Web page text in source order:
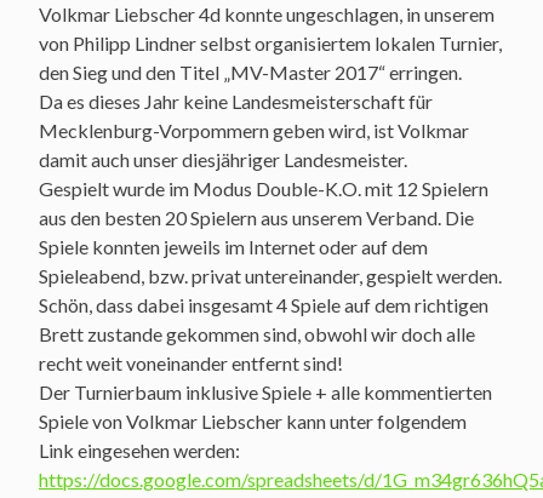
Volkmar Liebscher 4d konnte ungeschlagen, in unserem
von Philipp Lindner selbst organisiertem lokalen Turnier,
den Sieg und den Titel „MV-Master 2017“ erringen.
Da es dieses Jahr keine Landesmeisterschaft für
Mecklenburg-Vorpommern geben wird, ist Volkmar
damit auch unser diesjähriger Landesmeister.
Gespielt wurde im Modus Double-K.O. mit 12 Spielern
aus den besten 20 Spielern aus unserem Verband. Die
Spiele konnten jeweils im Internet oder auf dem
Spieleabend, bzw. privat untereinander, gespielt werden.
Schön, dass dabei insgesamt 4 Spiele auf dem richtigen
Brett zustande gekommen sind, obwohl wir doch alle
recht weit voneinander entfernt sind!
Der Turnierbaum inklusive Spiele + alle kommentierten
Spiele von Volkmar Liebscher kann unter folgendem
Link eingesehen werden:
https://docs.google.com/spreadsheets/d/